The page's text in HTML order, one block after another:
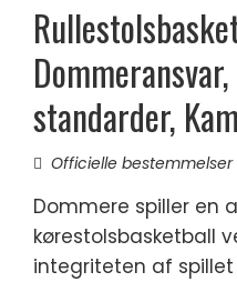
standarder,
Officielle bestemmelser
Dommere spiller en
kørestolsbasketball
integriteten af